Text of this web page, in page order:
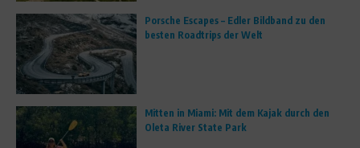
Porsche Escapes – Edler Bildband zu den
besten Roadtrips der Welt
Mitten in Miami: Mit dem Kajak durch den
Oleta River State Park